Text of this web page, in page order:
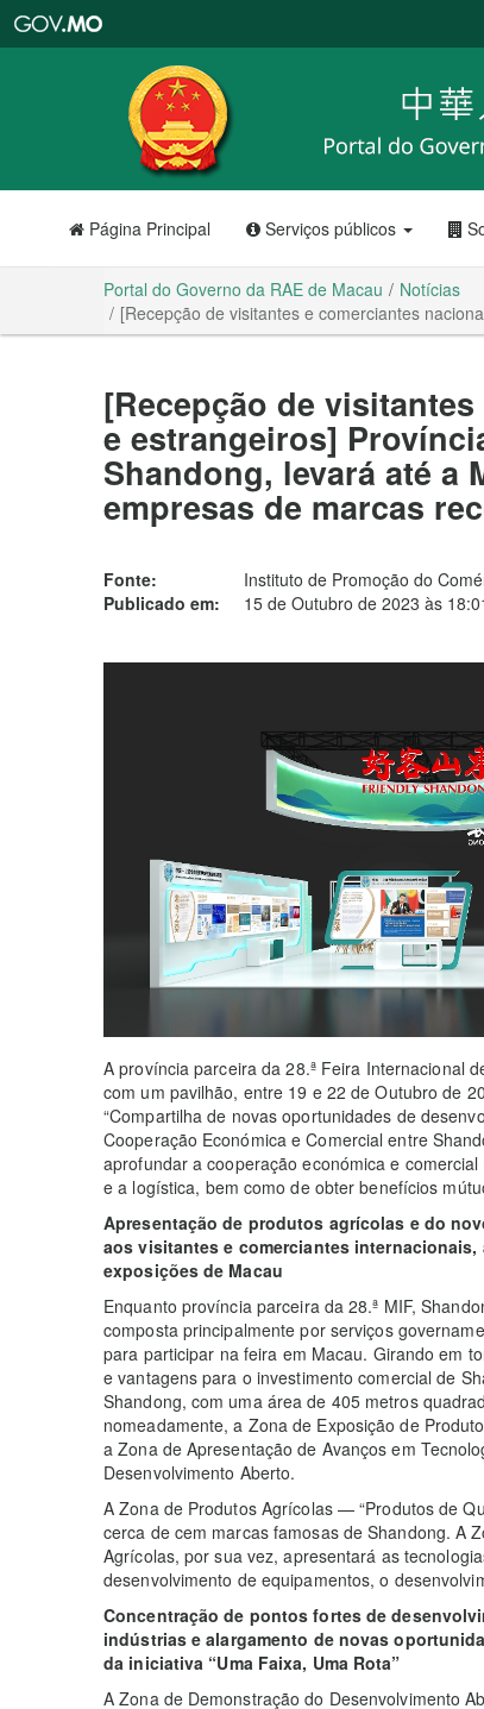
RAE
de
Macau
Página Principal Serviços públicos
Portal do Governo da RAE de Macau
Notícias
[Recepção de visitantes e comerciantes
[Recepção de
e estrangeiros]
Shandong, levará até a
empresas de marcas
Fonte:
Instituto de Promoção do
Publicado em:
15 de Outubro de 2023 às
A província parceira da 28.ª Feira Internacional
com um pavilhão, entre 19 e 22 de Outubro de
“Compartilha de novas oportunidades de
Cooperação Económica e Comercial entre
aprofundar a cooperação económica e
e a logística, bem como de obter benefícios
Apresentação de produtos agrícolas e do
aos visitantes e comerciantes
exposições de Macau
Enquanto província parceira da 28.ª MIF,
composta principalmente por serviços
para participar na feira em Macau. Girando em
e vantagens para o investimento comercial de
Shandong, com uma área de 405 metros
nomeadamente, a Zona de Exposição de
a Zona de Apresentação de Avanços em
Desenvolvimento Aberto.
A Zona de Produtos Agrícolas — “Produtos de
cerca de cem marcas famosas de Shandong. A
Agrícolas, por sua vez, apresentará as
desenvolvimento de equipamentos, o
Concentração de pontos fortes de
indústrias e alargamento de novas
da iniciativa “Uma Faixa, Uma Rota”
A Zona de Demonstração do Desenvolvimento